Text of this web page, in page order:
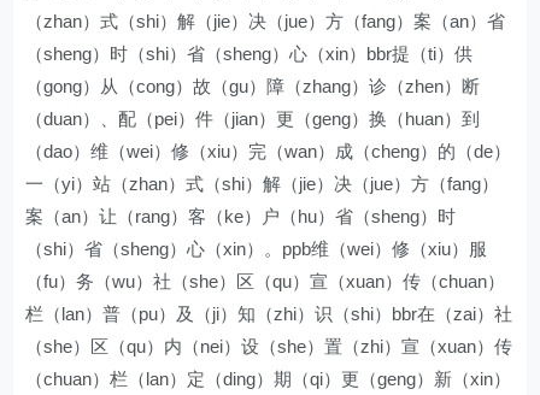
（zhan）式（shi）解（jie）决（jue）方（fang）案（an）省
（sheng）时（shi）省（sheng）心（xin）bbr提（ti）供
（gong）从（cong）故（gu）障（zhang）诊（zhen）断
（duan）、配（pei）件（jian）更（geng）换（huan）到
（dao）维（wei）修（xiu）完（wan）成（cheng）的（de）
一（yi）站（zhan）式（shi）解（jie）决（jue）方（fang）
案（an）让（rang）客（ke）户（hu）省（sheng）时
（shi）省（sheng）心（xin）。ppb维（wei）修（xiu）服
（fu）务（wu）社（she）区（qu）宣（xuan）传（chuan）
栏（lan）普（pu）及（ji）知（zhi）识（shi）bbr在（zai）社
（she）区（qu）内（nei）设（she）置（zhi）宣（xuan）传
（chuan）栏（lan）定（ding）期（qi）更（geng）新（xin）